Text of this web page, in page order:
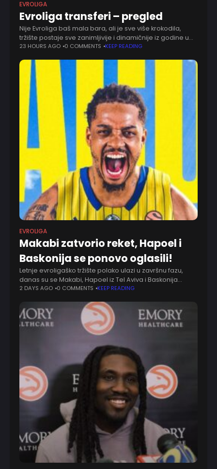
EVROLIGA
Evroliga transferi – pregled
Nije Evroliga baš mala bara, ali je sve više krokodila,
tržište postaje sve zanimljivije i dinamičnije iz godine u
godinu. Sad kad je Evroliga dobila i jednog novog-
23 HOURS AGO 0 COMMENTS KEEP READING
EVROLIGA
Makabi zatvorio reket, Hapoel i
Baskonija se ponovo oglasili!
Letnje evroligaško tržište polako ulazi u završnu fazu,
danas su se Makabi, Hapoel iz Tel Aviva i Baskonija
oglasili zbog novih igrača. U poslednje vreme retko
2 DAYS AGO 0 COMMENTS KEEP READING